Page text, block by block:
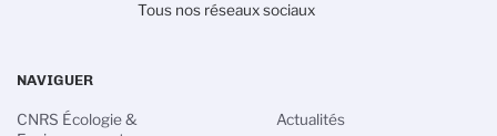
Tous nos réseaux sociaux
NAVIGUER
CNRS Écologie &
Actualités